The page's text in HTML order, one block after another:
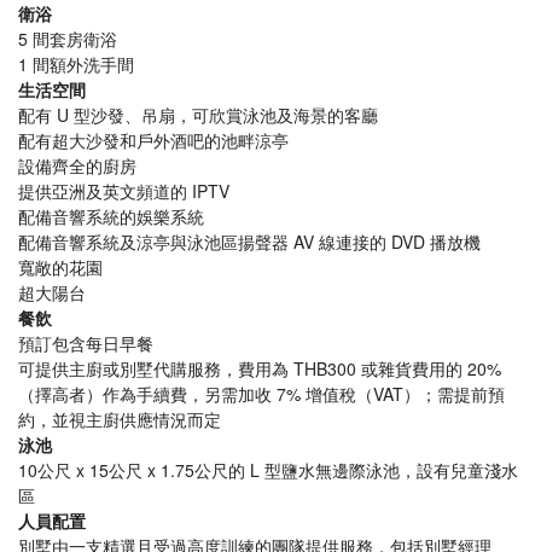
衛浴
5 間套房衛浴
1 間額外洗手間
生活空間
配有 U 型沙發、吊扇，可欣賞泳池及海景的客廳
配有超大沙發和戶外酒吧的池畔涼亭
設備齊全的廚房
提供亞洲及英文頻道的 IPTV
配備音響系統的娛樂系統
配備音響系統及涼亭與泳池區揚聲器 AV 線連接的 DVD 播放機
寬敞的花園
超大陽台
餐飲
預訂包含每日早餐
可提供主廚或別墅代購服務，費用為 THB300 或雜貨費用的 20%
（擇高者）作為手續費，另需加收 7% 增值稅（VAT）；需提前預
約，並視主廚供應情況而定
泳池
10公尺 x 15公尺 x 1.75公尺的 L 型鹽水無邊際泳池，設有兒童淺水
區
人員配置
別墅由一支精選且受過高度訓練的團隊提供服務，包括別墅經理、